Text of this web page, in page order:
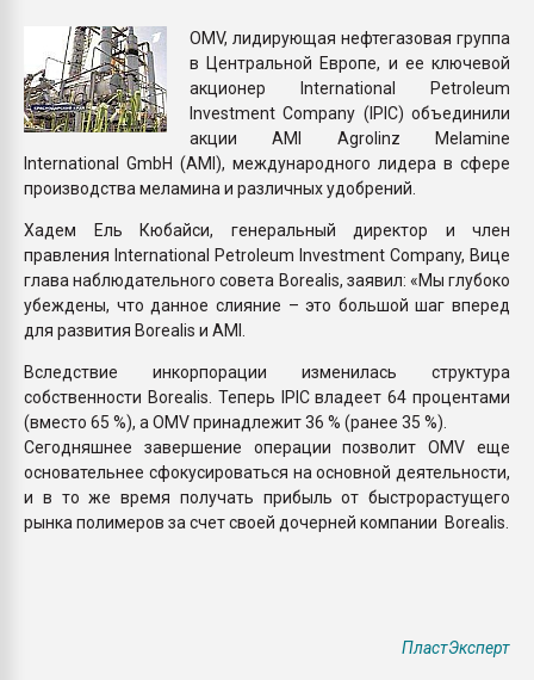
бутылок
ПЕРЕЙТИ НА
ОМV, лидирующая нефтегазовая группа
в Центральной Европе, и ее ключевой
акционер International Petroleum
Investment Company (IPIC) объединили
акции AMI Agrolinz Melamine
International GmbH (AMI), международного лидера в сфере
производства меламина и различных удобрений.
Хадем Ель Кюбайси, генеральный директор и член
правления International Petroleum Investment Company, Вице
глава наблюдательного совета Borealis, заявил: «Мы глубоко
убеждены, что данное слияние – это большой шаг вперед
для развития Borealis и AMI.
Вследствие инкорпорации изменилась структура
собственности Borealis. Теперь IPIC владеет 64 процентами
(вместо 65 %), а OMV принадлежит 36 % (ранее 35 %).
Сегодняшнее завершение операции позволит OMV еще
основательнее сфокусироваться на основной деятельности,
и в то же время получать прибыль от быстрорастущего
рынка полимеров за счет своей дочерней компании Borealis.
ПластЭксперт